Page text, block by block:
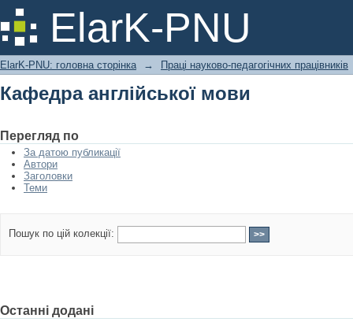
ElarK-PNU
Кафедра англійської мови
ElarK-PNU: головна сторінка → Праці науково-педагогічних працівників
Кафедра англійської мови
Перегляд по
За датою публикації
Автори
Заголовки
Теми
Пошук по цій колекції:
Останні додані